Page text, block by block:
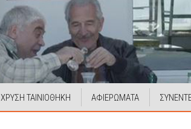
ΧΡΥΣΗ ΤΑΙΝΙΟΘΗΚΗ ΑΦΙΕΡΩΜΑΤΑ